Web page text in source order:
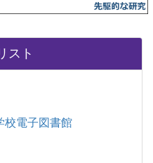
スト
校電子図書館